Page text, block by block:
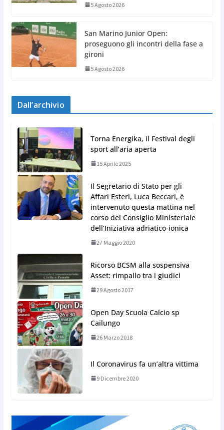
5 Agosto 2026
San Marino Junior Open:
proseguono gli incontri della fase a
gironi
5 Agosto 2026
Dall’archivio
Torna Energika, il Festival degli
sport all’aria aperta
15 Aprile 2025
Il Segretario di Stato per gli
Affari Esteri, Luca Beccari, è
intervenuto questa mattina nel
corso del Consiglio Ministeriale
dell’Iniziativa adriatico-ionica
27 Maggio 2020
Ricorso BCSM alla sospensiva
Asset: rimpallo tra i giudici
29 Agosto 2017
Open Day Scuola Calcio sp
Cailungo
26 Marzo 2018
Il Coronavirus fa un’altra vittima
9 Dicembre 2020